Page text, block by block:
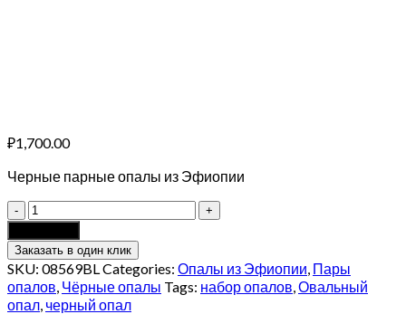
₽1,700.00
Черные парные опалы из Эфиопии
Парные
черные
опалы
0.85
карат
quantity
Заказать в один клик
SKU: 08569BLCategories: Опалы из Эфиопии, Пары
опалов, Чёрные опалы Tags: набор опалов,Овальный
опал, черный опал